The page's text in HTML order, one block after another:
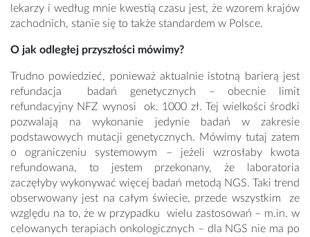
lekarzy i według mnie kwestią czasu jest, że wzorem krajów
zachodnich, stanie się to także standardem w Polsce.
O jak odległej przyszłości mówimy?
Trudno powiedzieć, ponieważ aktualnie istotną barierą jest
refundacja badań genetycznych – obecnie limit
refundacyjny NFZ wynosi ok. 1000 zł. Tej wielkości środki
pozwalają na wykonanie jedynie badań w zakresie
podstawowych mutacji genetycznych. Mówimy tutaj zatem
o ograniczeniu systemowym – jeżeli wzrosłaby kwota
refundowana, to jestem przekonany, że laboratoria
zaczęłyby wykonywać więcej badań metodą NGS. Taki trend
obserwowany jest na całym świecie, przede wszystkim ze
względu na to, że w przypadku wielu zastosowań – m.in. w
celowanych terapiach onkologicznych – dla NGS nie ma po